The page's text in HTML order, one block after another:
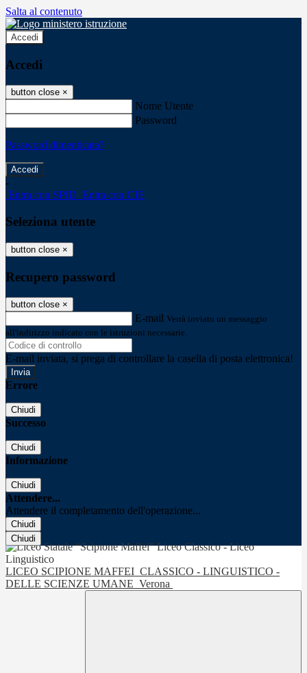
Salta al contenuto
Accedi
Accedi
button close ×
Nome Utente
Password
Password dimenticata?
-
Entra con SPID Entra con CIE
Seleziona utente
button close ×
Recupero password
button close ×
E-mail Verrà inviato un messaggio
all'indirizzo indicato con le istruzioni necessarie.
E-mail inviata, si prega di controllare la casella di posta elettronica!
Errore
Chiudi
Successo
Chiudi
Informazione
Chiudi
Attendere...
Attendere il completamento dell'operazione...
Chiudi
Chiudi
LICEO SCIPIONE MAFFEI CLASSICO - LINGUISTICO -
DELLE SCIENZE UMANE Verona